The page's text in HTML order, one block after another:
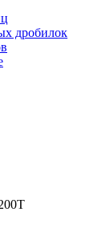
дробилок